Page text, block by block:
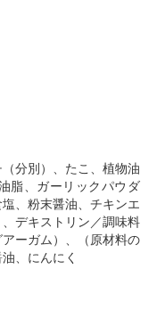
分別）、たこ、植物油
脂、ガーリックパウダ
、粉末醤油、チキンエ
デキストリン／調味料
アーガム）、（原材料の
、にんにく